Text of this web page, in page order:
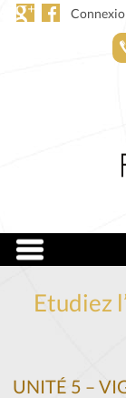
Etudiez
UNITÉ 5 –